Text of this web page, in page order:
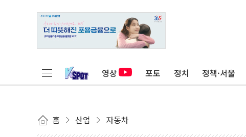
영상 포토 정치 정책·서울
홈 산업 자동차